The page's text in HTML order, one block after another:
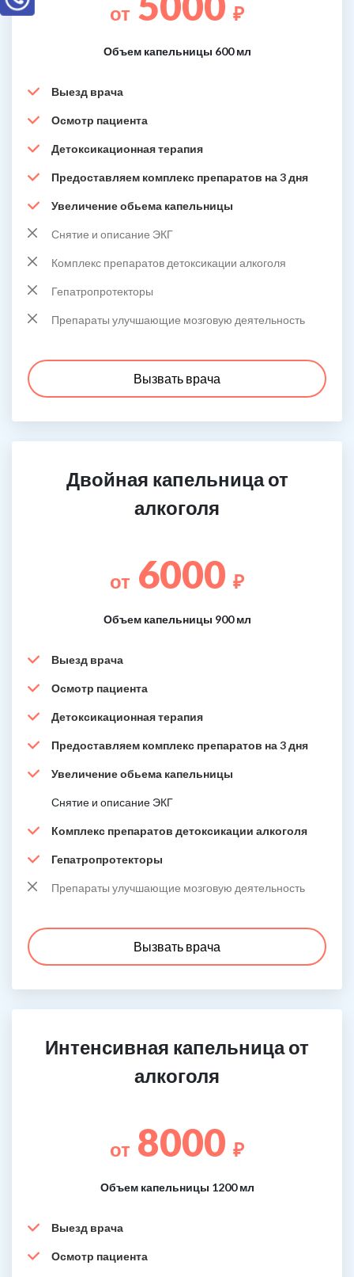
от ₽
Объем капельницы 600 мл
Выезд врача
Осмотр пациента
Детоксикационная терапия
Предоставляем комплекс препаратов на 3 дня
Увеличение обьема капельницы
Снятие и описание ЭКГ
Комплекс препаратов детоксикации алкоголя
Гепатропротекторы
Препараты улучшающие мозговую деятельность
Вызвать врача
Двойная капельница от
алкоголя
от 6000 ₽
Объем капельницы 900 мл
Выезд врача
Осмотр пациента
Детоксикационная терапия
Предоставляем комплекс препаратов на 3 дня
Увеличение обьема капельницы
Снятие и описание ЭКГ
Комплекс препаратов детоксикации алкоголя
Гепатропротекторы
Препараты улучшающие мозговую деятельность
Вызвать врача
Интенсивная капельница от
алкоголя
от 8000 ₽
Объем капельницы 1200 мл
Выезд врача
Осмотр пациента